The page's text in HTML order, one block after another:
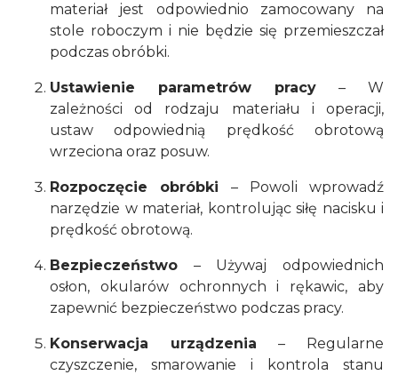
materiał jest odpowiednio zamocowany na
stole roboczym i nie będzie się przemieszczał
podczas obróbki.
Ustawienie parametrów pracy – W
zależności od rodzaju materiału i operacji,
ustaw odpowiednią prędkość obrotową
wrzeciona oraz posuw.
Rozpoczęcie obróbki – Powoli wprowadź
narzędzie w materiał, kontrolując siłę nacisku i
prędkość obrotową.
Bezpieczeństwo – Używaj odpowiednich
osłon, okularów ochronnych i rękawic, aby
zapewnić bezpieczeństwo podczas pracy.
Konserwacja urządzenia – Regularne
czyszczenie, smarowanie i kontrola stanu